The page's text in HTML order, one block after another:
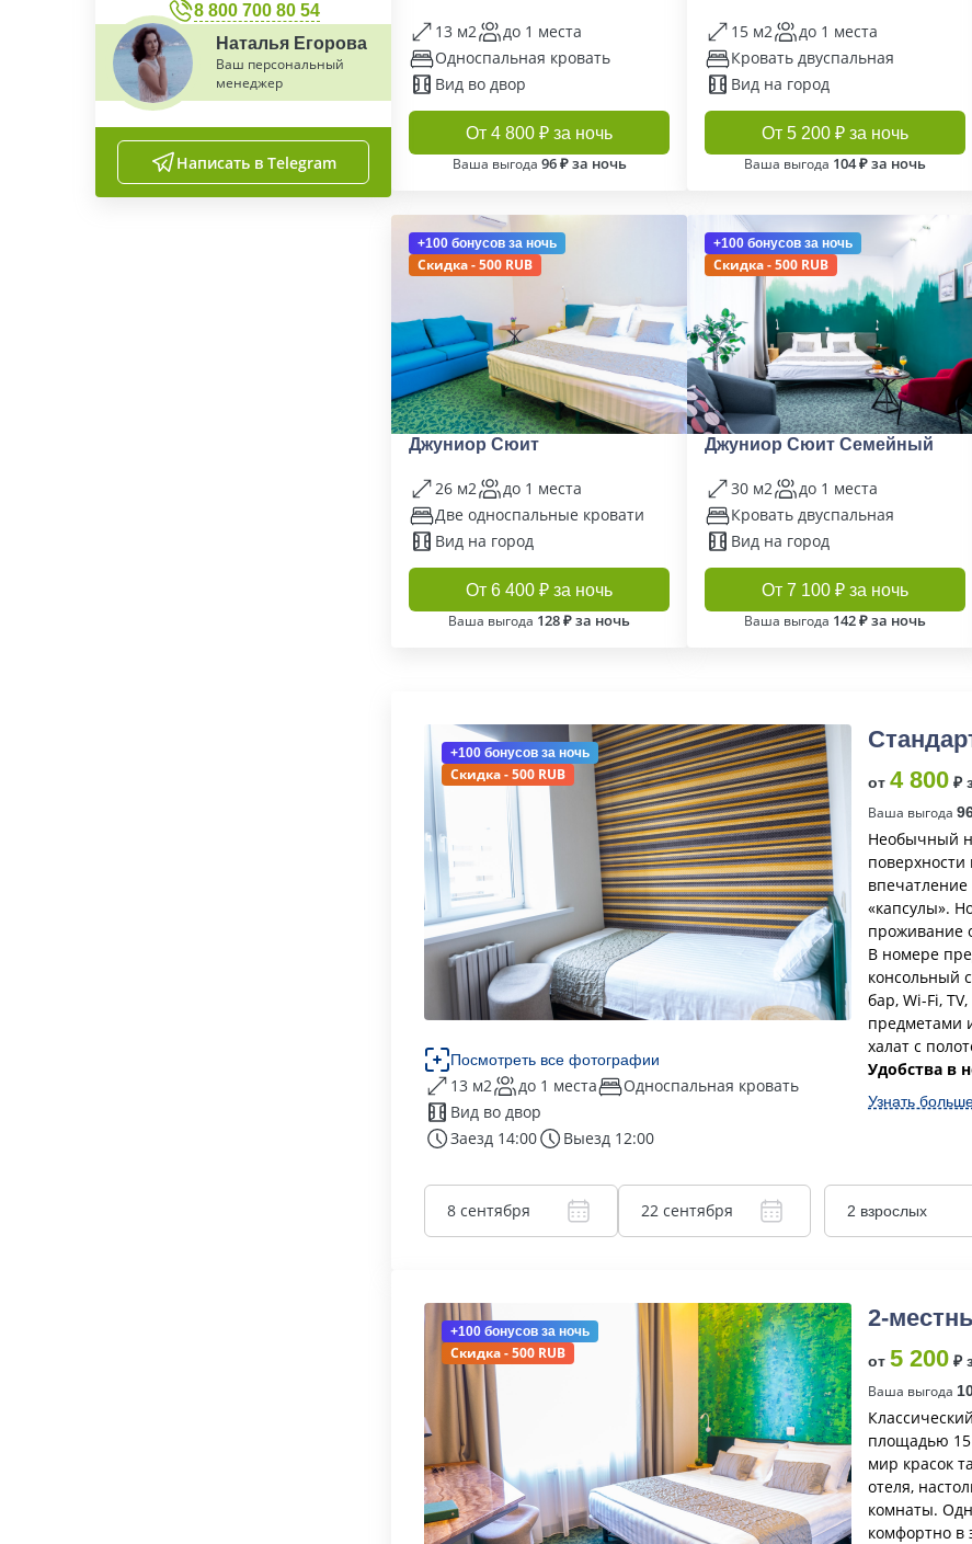
8 800 700 80 54
Наталья Егорова
Ваш персональный
менеджер
Написать в Telegram
13 м2
до 1 места
Односпальная кровать
Вид во двор
От 4 800 ₽ за ночь
Ваша выгода 96 ₽ за ночь
15 м2
до 1 места
Кровать двуспальная
Вид на город
От 5 200 ₽ за ночь
Ваша выгода 104 ₽ за ночь
+100 бонусов за ночь
Скидка - 500 RUB
Джуниор Сюит
26 м2
до 1 места
Две односпальные кровати
Вид на город
От 6 400 ₽ за ночь
Ваша выгода 128 ₽ за ночь
+100 бонусов за ночь
Скидка - 500 RUB
Джуниор Сюит Семейный
30 м2
до 1 места
Кровать двуспальная
Вид на город
От 7 100 ₽ за ночь
Ваша выгода 142 ₽ за ночь
+100 бонусов за ночь
Скидка - 500 RUB
Посмотреть все фотографии
13 м2 до 1 места
Односпальная кровать
Вид во двор
Заезд 14:00
Выезд 12:00
от 4 800 ₽
Ваша выгода
Необычный
поверхности
«капсулы».
проживание
В номере
консольный
бар, Wi-Fi,
предметами
халат с
Удобства в
Узнать
8 сентября 22 сентября 2 взрослых
+100 бонусов за ночь
Скидка - 500 RUB
2-
от 5 200 ₽
Ваша выгода
площадью
мир красок
отеля,
комнаты.
комфортно в